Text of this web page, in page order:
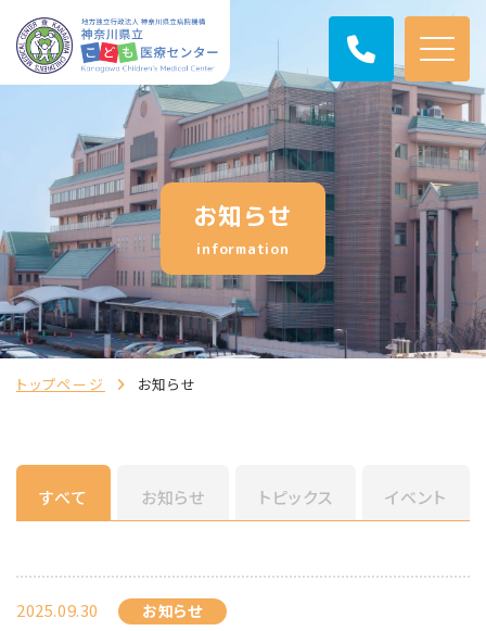
お知らせ
information
トップページ お知らせ
すべて お知らせ トピックス イベント
2025.09.30 お知らせ